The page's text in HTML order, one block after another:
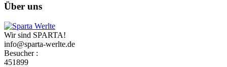
Über uns
Wir sind SPARTA!
info@sparta-werlte.de
Besucher :
451899